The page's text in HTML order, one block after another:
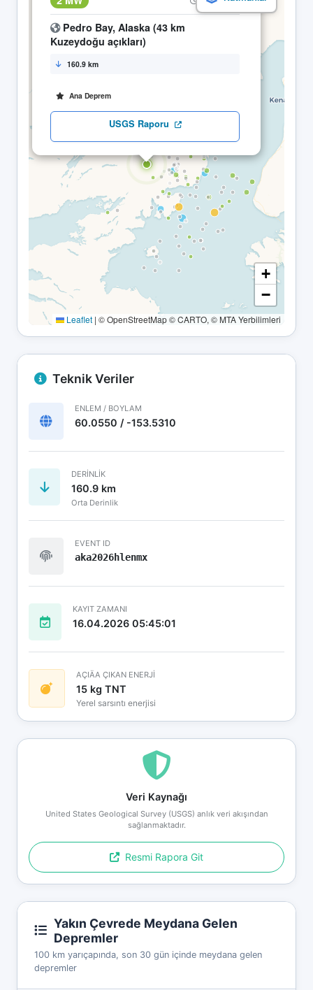
Pedro Bay, Alaska (43 km
Kuzeydoğu açıkları)
160.9 km
Ana Deprem
USGS Raporu
+
−
Leaflet | © OpenStreetMap © CARTO, © MTA Yerbilimleri
Teknik Veriler
ENLEM / BOYLAM
60.0550 / -153.5310
DERINLIK
160.9 km
Orta Derinlik
EVENT ID
aka2026hlenmx
KAYIT ZAMANI
16.04.2026 05:45:01
AÇIÄA ÇIKAN ENERJİ
15 kg TNT
Yerel sarsıntı enerjisi
Veri Kaynağı
United States Geological Survey (USGS) anlık veri akışından
sağlanmaktadır.
Resmi Rapora Git
Yakın Çevrede Meydana Gelen
Depremler
100 km yarıçapında, son 30 gün içinde meydana gelen
depremler